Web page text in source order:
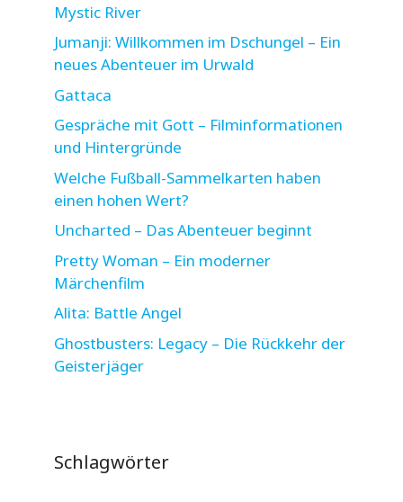
Mystic River
Jumanji: Willkommen im Dschungel – Ein
neues Abenteuer im Urwald
Gattaca
Gespräche mit Gott – Filminformationen
und Hintergründe
Welche Fußball-Sammelkarten haben
einen hohen Wert?
Uncharted – Das Abenteuer beginnt
Pretty Woman – Ein moderner
Märchenfilm
Alita: Battle Angel
Ghostbusters: Legacy – Die Rückkehr der
Geisterjäger
Schlagwörter